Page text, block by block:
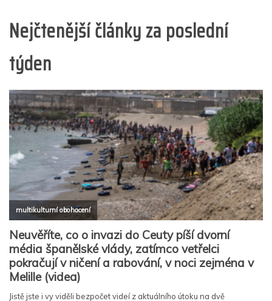
Nejčtenější články za poslední
týden